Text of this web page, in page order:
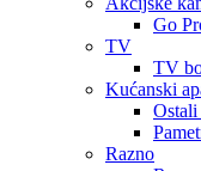
Go
TV
TV
Kućanski
Ostali
Razno